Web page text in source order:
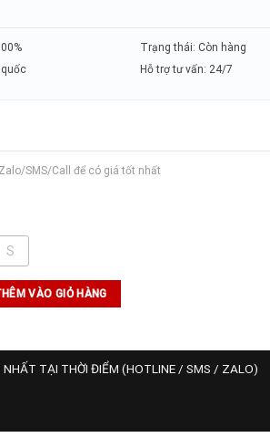
quốc
Trạng thái: Còn hàng
Hỗ trợ tư vấn: 24/7
SMS/Call để có giá tốt nhất
S
VÀO GIỎ HÀNG
NHẤT TẠI THỜI ĐIỂM (HOTLINE / SMS / ZALO)